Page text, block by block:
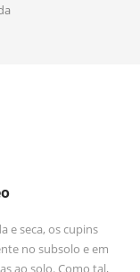
e seca, os cupins
no subsolo e em
ao solo. Como tal,